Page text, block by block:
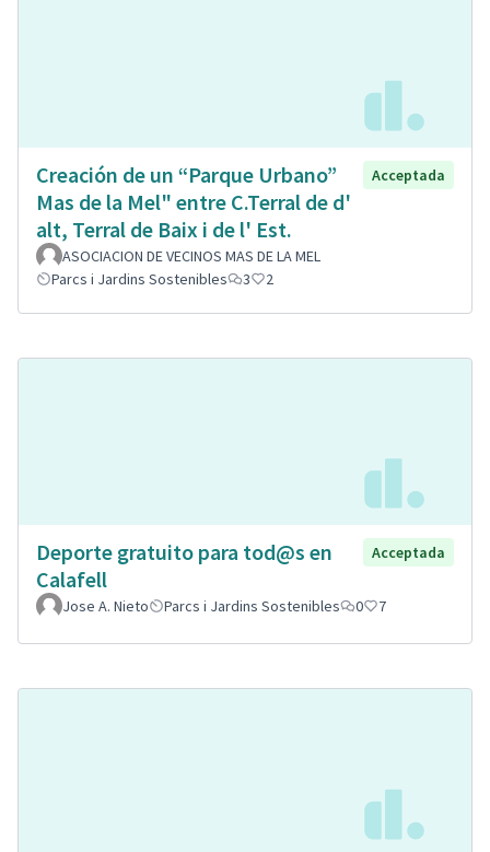
Creación de un “Parque Urbano”
Mas de la Mel" entre C.Terral de d'
alt, Terral de Baix i de l' Est.
Acceptada
ASOCIACION DE VECINOS MAS DE LA MEL
Parcs i Jardins Sostenibles
3 2
Deporte gratuito para tod@s en
Calafell
Acceptada
Jose A. Nieto Parcs i Jardins Sostenibles 0 7